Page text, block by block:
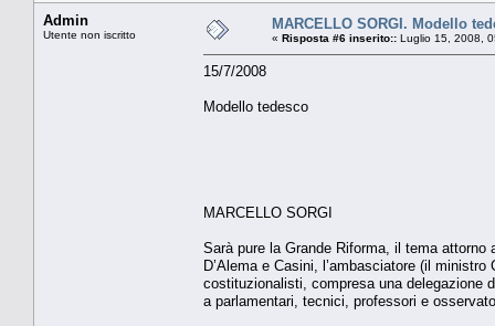
Admin
Utente non iscritto
MARCELLO SORGI. Modello
« Risposta #6 inserito:: Luglio 15, 2008,
15/7/2008
Modello tedesco
MARCELLO SORGI
Sarà pure la Grande Riforma, il tema
D’Alema e Casini, l’ambasciatore (il
costituzionalisti, compresa una delegazione
a parlamentari, tecnici, professori e